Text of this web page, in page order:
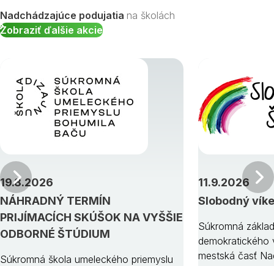
Nadchádzajúce podujatia na školách
Zobraziť ďalšie akcie
NÁHRADNÝ TERMÍN
PRIJÍMACÍCH SKÚŠOK NA VYŠŠIE
ODBORNÉ ŠTÚDIUM
19.8.2026
Súkromná škola umeleckého priemyslu
Slobodný
11.9.2026
Súkromná
demokratického
mestská časť
Predchádzajúci